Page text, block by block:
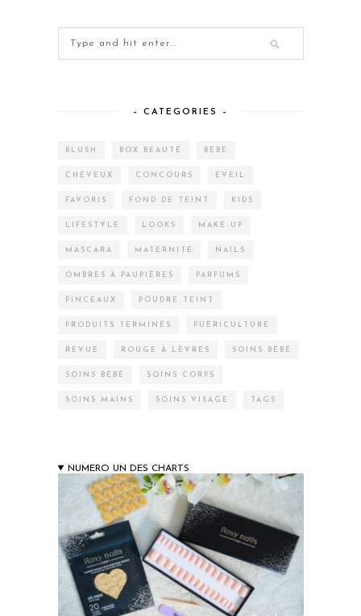
– CATEGORIES –
BLUSH BOX BEAUTÉ BÉBÉ
CHEVEUX CONCOURS EVEIL
FAVORIS FOND DE TEINT KIDS
LIFESTYLE LOOKS MAKE-UP
MASCARA MATERNITÉ NAILS
OMBRES À PAUPIÈRES PARFUMS
PINCEAUX POUDRE TEINT
PRODUITS TERMINÉS PUÉRICULTURE
REVUE ROUGE À LÈVRES SOINS BÉBÉ
SOINS BÉBÉ SOINS CORPS
SOINS MAINS SOINS VISAGE TAGS
NUMERO UN DES CHARTS